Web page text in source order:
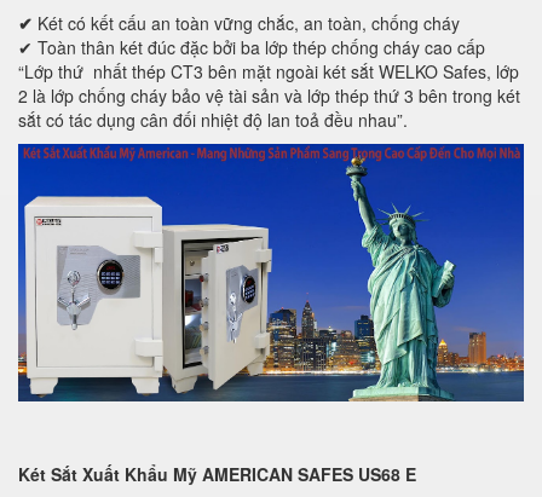
✔ Két có kết cấu an toàn vững chắc, an toàn, chống cháy
✔ Toàn thân két đúc đặc bởi ba lớp thép chống cháy cao cấp
“Lớp thứ nhất thép CT3 bên mặt ngoài két sắt WELKO Safes, lớp
2 là lớp chống cháy bảo vệ tài sản và lớp thép thứ 3 bên trong két
sắt có tác dụng cân đối nhiệt độ lan toả đều nhau”.
Két Sắt Xuất Khẩu Mỹ AMERICAN SAFES US68 E